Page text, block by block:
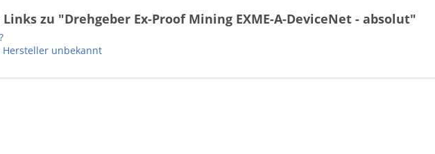
zu "Drehgeber Ex-Proof Mining EXME-A-DeviceNet - absolut"
unbekannt